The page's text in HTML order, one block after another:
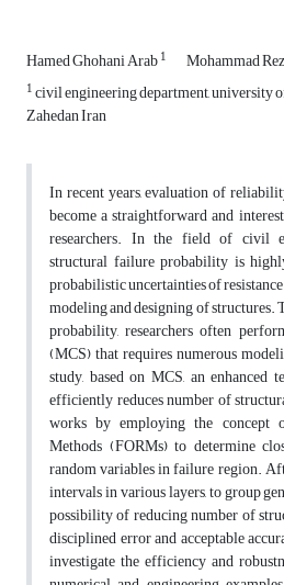
Hamed Ghohani Arab1 Mohammad
1civil engineering department, university
Zahedan Iran
In recent years, evaluation of
become a straightforward and
researchers. In the field of civil
structural failure probability is
probabilistic uncertainties of
modeling and designing of structures.
probability, researchers often
(MCS) that requires numerous
study, based on MCS, an enhanced
efficiently reduces number of
works by employing the
Methods (FORMs) to determine
random variables in failure region.
intervals in various layers, to group
possibility of reducing number of
disciplined error and acceptable
investigate the efficiency and